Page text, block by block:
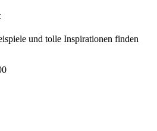
und tolle Inspirationen finden